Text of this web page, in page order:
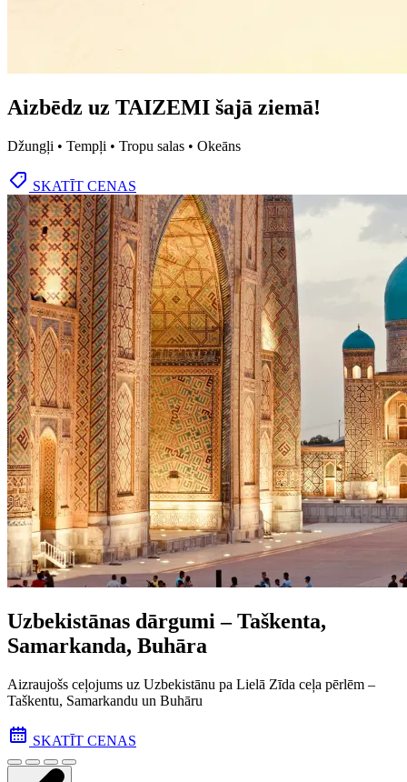
Aizbēdz uz TAIZEMI šajā ziemā!
Džungļi • Tempļi • Tropu salas • Okeāns
SKATĪT CENAS
Uzbekistānas dārgumi – Taškenta,
Samarkanda, Buhāra
Aizraujošs ceļojums uz Uzbekistānu pa Lielā Zīda ceļa pēr­lēm –
Taškentu, Samarkandu un Buhāru
SKATĪT CENAS